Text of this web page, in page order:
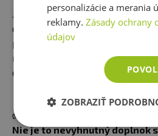
Jirka hovorí: "Toto je súbor pre
doplnkov stravy. Začíname s
považujem whey proteín,
mastej kyseliny, vitamín D3 a
dostávame k bodu číslo päť."
✅
Nie je to nevyhnutný doplnok
personalizácie a merania
reklamy.Zásady ochrany
údajov
ZOBRAZIŤ